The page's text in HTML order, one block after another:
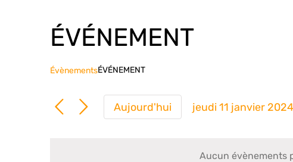
Aucun évènements
ÉVÉNEMENT
ÉvènementsÉVÉNEMENT
Aujourd'hui jeudi 11 janvier 2024
date.